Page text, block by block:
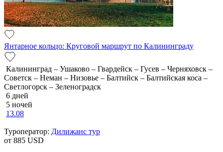
Янтарное кольцо: Круговой маршрут по Калининграду
Калининград – Ушаково – Гвардейск – Гусев – Черняховск –
Советск – Неман – Низовье – Балтийск – Балтийская коса –
Светлогорск – Зеленоградск
6 дней
5 ночей
13.08
Туроператор: Дилижанс тур
от 885 USD